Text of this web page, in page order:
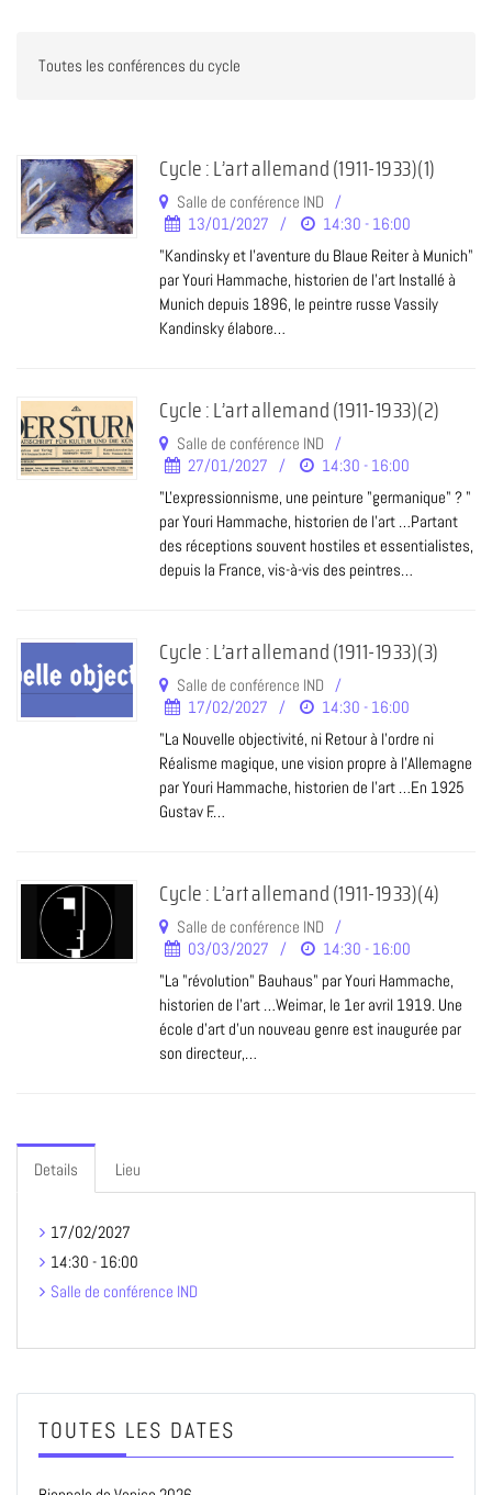
Cycle : L’art allemand (1911-1933)(1)
Salle de conférence IND
13/01/2027
14:30 - 16:00
"Kandinsky et l'aventure du Blaue Reiter à Munich"
par Youri Hammache, historien de l’art Installé à
Munich depuis 1896, le peintre russe Vassily
Kandinsky élabore…
Cycle : L’art allemand (1911-1933)(2)
Salle de conférence IND
27/01/2027
14:30 - 16:00
"L'expressionnisme, une peinture "germanique" ? "
par Youri Hammache, historien de l’art …Partant
des réceptions souvent hostiles et essentialistes,
depuis la France, vis-à-vis des peintres…
Cycle : L’art allemand (1911-1933)(3)
Salle de conférence IND
17/02/2027
14:30 - 16:00
"La Nouvelle objectivité, ni Retour à l'ordre ni
Réalisme magique, une vision propre à l'Allemagne
par Youri Hammache, historien de l’art …En 1925
Gustav F.…
Cycle : L’art allemand (1911-1933)(4)
Salle de conférence IND
03/03/2027
14:30 - 16:00
"La "révolution" Bauhaus" par Youri Hammache,
historien de l’art …Weimar, le 1er avril 1919. Une
école d’art d’un nouveau genre est inaugurée par
son directeur,…
Details Lieu
17/02/2027
14:30 - 16:00
Salle de conférence IND
TOUTES LES DATES